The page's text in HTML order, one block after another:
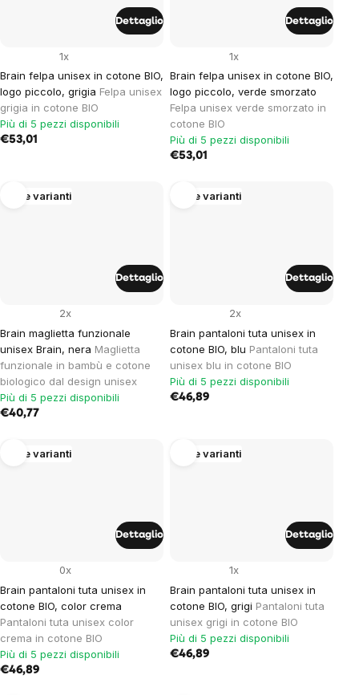
Brain felpa unisex in cotone BIO,
logo piccolo, grigia Felpa unisex
grigia in cotone BIO
1x
Più di 5 pezzi disponibili
€53,01
Dettaglio
Brain felpa unisex in cotone BIO,
logo piccolo, verde smorzato
Felpa unisex verde smorzato in
cotone BIO
1x
Più di 5 pezzi disponibili
€53,01
Dettaglio
Altre varianti
Brain maglietta funzionale
unisex Brain, nera Maglietta
funzionale in bambù e cotone
biologico dal design unisex
2x
Più di 5 pezzi disponibili
€40,77
Dettaglio
Altre varianti
Brain pantaloni tuta unisex in
cotone BIO, blu Pantaloni tuta
unisex blu in cotone BIO
2x
Più di 5 pezzi disponibili
€46,89
Dettaglio
Altre varianti
Brain pantaloni tuta unisex in
cotone BIO, color crema
Pantaloni tuta unisex color
crema in cotone BIO
0x
Più di 5 pezzi disponibili
€46,89
Dettaglio
Altre varianti
Brain pantaloni tuta unisex in
cotone BIO, grigi Pantaloni tuta
unisex grigi in cotone BIO
1x
Più di 5 pezzi disponibili
€46,89
Dettaglio